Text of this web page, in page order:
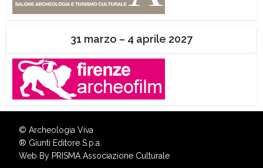
31 marzo – 4 aprile 2027
© Archeologia Viva
® Giunti Editore S.p.a.
Web By PRISMA Associazione Culturale